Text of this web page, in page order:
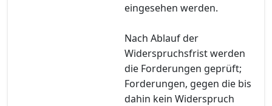
eingesehen werden.
Nach Ablauf der
Widerspruchsfrist werden
die Forderungen geprüft;
Forderungen, gegen die bis
dahin kein Widerspruch